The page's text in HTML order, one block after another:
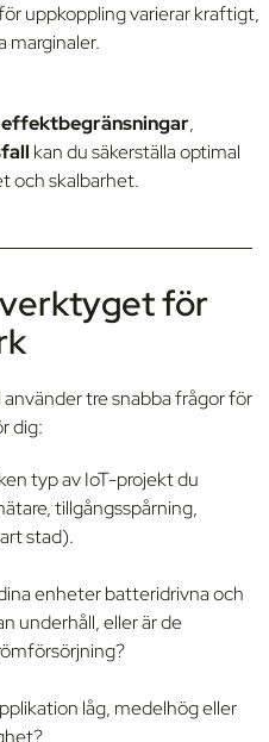
uppkoppling varierar kraftigt,
marginaler.
effektbegränsningar,
kan du säkerställa optimal
och skalbarhet.
för
tre snabba frågor för
dig:
typ av IoT-projekt du
tillgångsspårning,
stad).
enheter batteridrivna och
underhåll, eller är de
låg, medelhög eller